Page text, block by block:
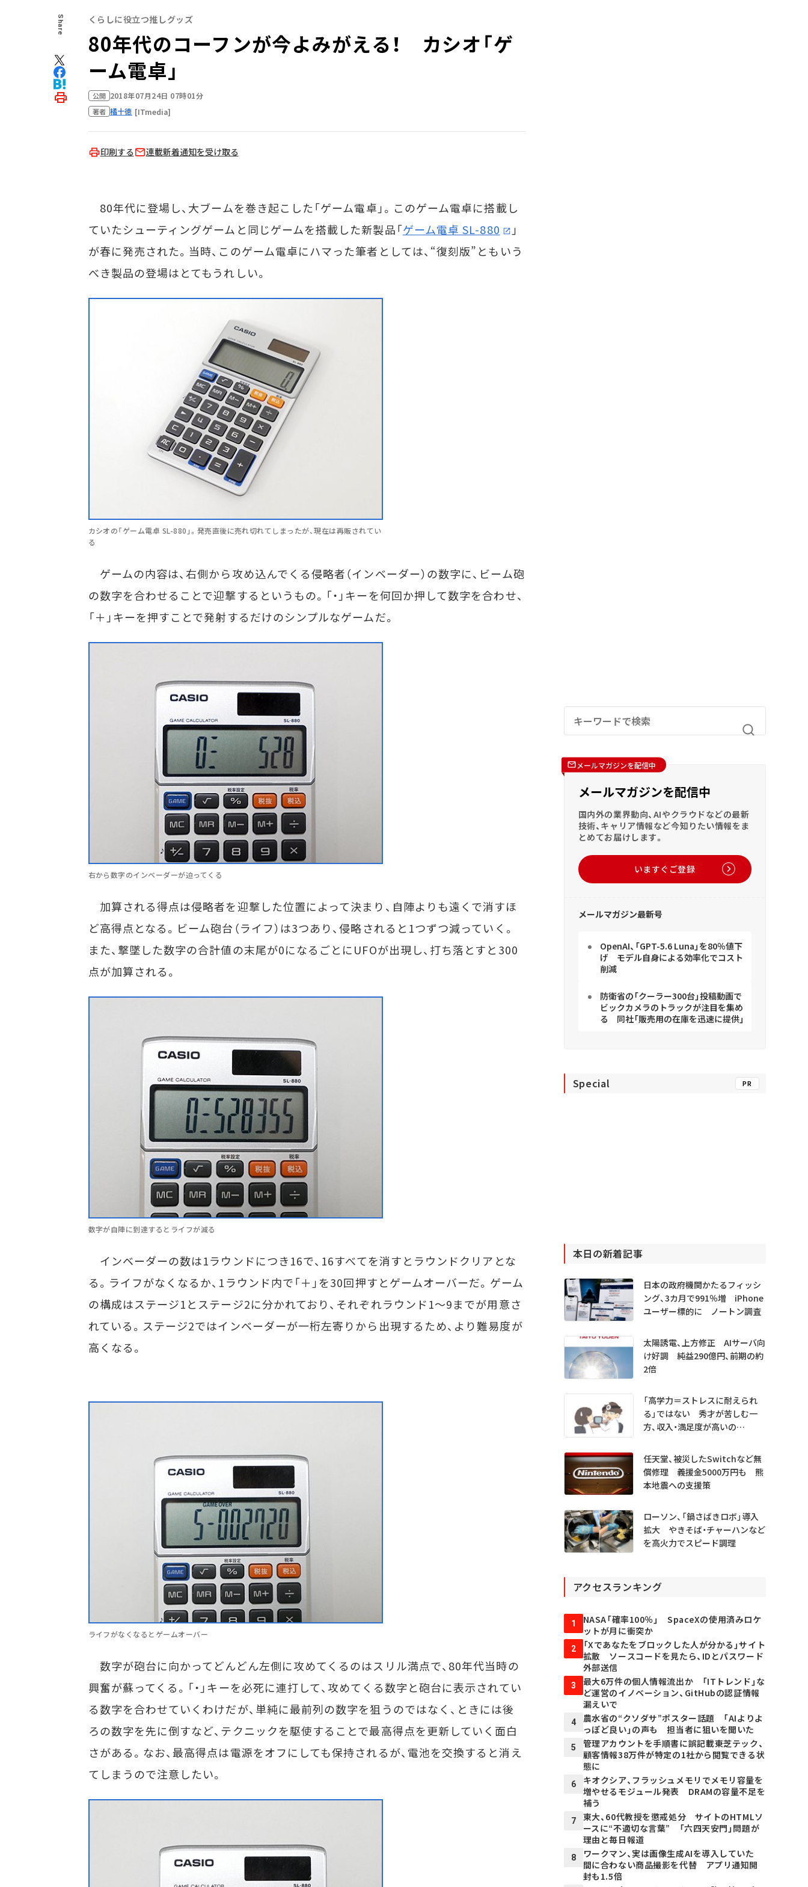
Share くらしに役立つ推しグッズ
80年代のコーフンが今よみがえる！ カシオ「ゲ
ーム電卓」
公開 2018年07月24日 07時01分
著者 橘十徳 [ITmedia]
印刷する 連載新着通知を受け取る
80年代に登場し、大ブームを巻き起こした「ゲーム電卓」。このゲーム電卓に搭載し
ていたシューティングゲームと同じゲームを搭載した新製品「ゲーム電卓 SL-880
」
が春に発売された。当時、このゲーム電卓にハマった筆者としては、“復刻版”ともいう
べき製品の登場はとてもうれしい。
カシオの「ゲーム電卓 SL-880」。発売直後に売れ切れてしまったが、現在は再販されてい
る
ゲームの内容は、右側から攻め込んでくる侵略者（インベーダー）の数字に、ビーム砲
の数字を合わせることで迎撃するというもの。「・」キーを何回か押して数字を合わせ、
「＋」キーを押すことで発射するだけのシンプルなゲームだ。
右から数字のインベーダーが迫ってくる
加算される得点は侵略者を迎撃した位置によって決まり、自陣よりも遠くで消すほ
ど高得点となる。ビーム砲台（ライフ）は3つあり、侵略されると1つずつ減っていく。
また、撃墜した数字の合計値の末尾が0になるごとにUFOが出現し、打ち落とすと300
点が加算される。
数字が自陣に到達するとライフが減る
インベーダーの数は1ラウンドにつき16で、16すべてを消すとラウンドクリアとな
る。ライフがなくなるか、1ラウンド内で「＋」を30回押すとゲームオーバーだ。ゲーム
の構成はステージ1とステージ2に分かれており、それぞれラウンド1〜9までが用意さ
れている。ステージ2ではインベーダーが一桁左寄りから出現するため、より難易度が
高くなる。
ライフがなくなるとゲームオーバー
数字が砲台に向かってどんどん左側に攻めてくるのはスリル満点で、80年代当時の
興奮が蘇ってくる。「・」キーを必死に連打して、攻めてくる数字と砲台に表示されてい
る数字を合わせていくわけだが、単純に最前列の数字を狙うのではなく、ときには後
ろの数字を先に倒すなど、テクニックを駆使することで最高得点を更新していく面白
さがある。なお、最高得点は電源をオフにしても保持されるが、電池を交換すると消え
てしまうので注意したい。
メールマガジンを配信中
メールマガジンを配信中
国内外の業界動向、AIやクラウドなどの最新
技術、キャリア情報など今知りたい情報をま
とめてお届けします。
いますぐご登録
メールマガジン最新号
OpenAI、「GPT-5.6 Luna」を80％値下
げ モデル自身による効率化でコスト
削減
防衛省の「クーラー300台」投稿動画で
ビックカメラのトラックが注目を集め
る 同社「販売用の在庫を迅速に提供」
Special PR
本日の新着記事
日本の政府機関かたるフィッシ
ング、3カ月で991％増 iPhone
ユーザー標的に ノートン調査
太陽誘電、上方修正 AIサーバ向
け好調 純益290億円、前期の約
2倍
「高学力＝ストレスに耐えられ
る」ではない 秀才が苦しむ一
方、収入・満足度が高いの
を分析
任天堂、被災したSwitchなど無
償修理 義援金5000万円も 熊
本地震への支援策
ローソン、「鍋さばきロボ」導入
拡大 やきそば・チャーハンなど
を高火力でスピード調理
アクセスランキング
1
NASA「確率100％」 SpaceXの使用済みロケ
ットが月に衝突か
2
「Xであなたをブロックした人が分かる」サイト
拡散 ソースコードを見たら、IDとパスワード
外部送信
3
最大6万件の個人情報流出か 「ITトレンド」な
ど運営のイノベーション、GitHubの認証情報
漏えいで
4
農水省の“クソダサ”ポスター話題 「AIよりよ
っぽど良い」の声も 担当者に狙いを聞いた
5
管理アカウントを手順書に誤記載――東芝テック、
顧客情報38万件が特定の1社から閲覧できる状
態に
6
キオクシア、フラッシュメモリでメモリ容量を
増やせるモジュール発表 DRAMの容量不足を
補う
7
東大、60代教授を懲戒処分 サイトのHTMLソ
ースに“不適切な言葉” 「六四天安門」問題が
理由と毎日報道
8
ワークマン、実は画像生成AIを導入していた
間に合わない商品撮影を代替 アプリ通知開
封も1.5倍